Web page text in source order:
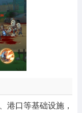
港口等基础设施，